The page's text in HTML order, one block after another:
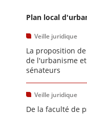
Plan local
Veille juridique
La proposition
de l'urbanisme
sénateurs
Veille juridique
De la faculté de